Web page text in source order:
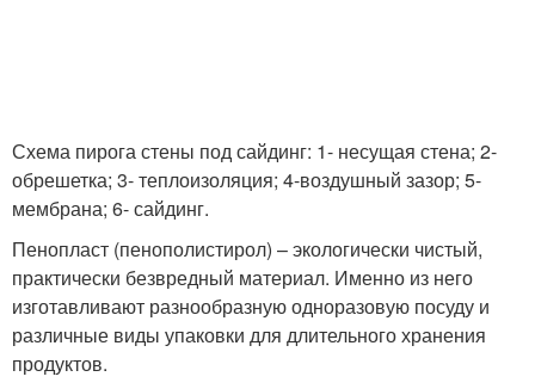
Схема пирога стены под сайдинг: 1- несущая стена; 2-
обрешетка; 3- теплоизоляция; 4-воздушный зазор; 5-
мембрана; 6- сайдинг.
Пенопласт (пенополистирол) – экологически чистый,
практически безвредный материал. Именно из него
изготавливают разнообразную одноразовую посуду и
различные виды упаковки для длительного хранения
продуктов.